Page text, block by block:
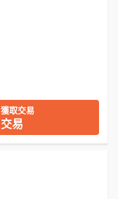
獲取交易
交易